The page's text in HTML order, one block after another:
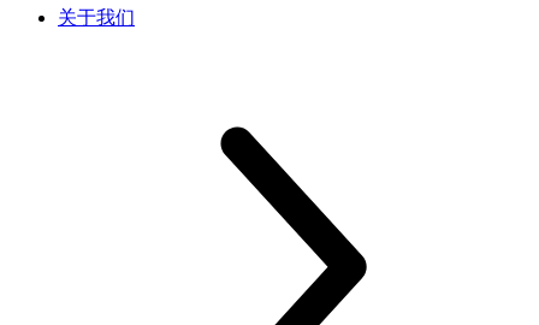
关于我们